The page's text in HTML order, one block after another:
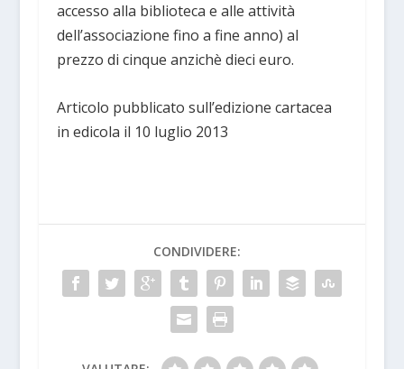
accesso alla biblioteca e alle attività
dell’associazione fino a fine anno) al
prezzo di cinque anzichè dieci euro.
Articolo pubblicato sull’edizione cartacea
in edicola il 10 luglio 2013
CONDIVIDERE: